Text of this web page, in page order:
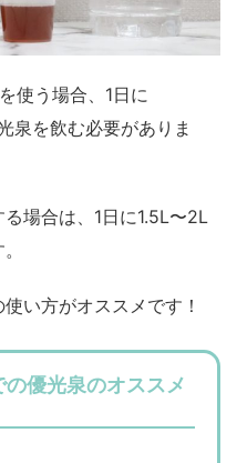
使う場合、1日に
を飲む必要がありま
場合は、1日に1.5L〜2L
い方がオススメです！
優光泉のオススメ